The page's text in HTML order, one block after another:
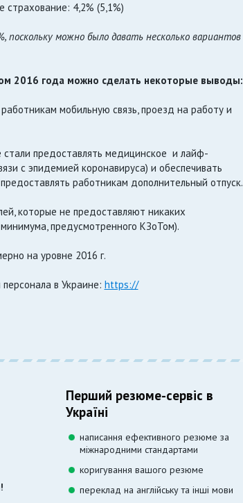
страхование: 4,2% (5,1%)
можно было давать несколько вариантов
2016 года можно сделать некоторые выводы:
мобильную связь, проезд на работу и
предоставлять медицинское и лайф-
с эпидемией коронавируса) и обеспечивать
работникам дополнительный отпуск.
которые не предоставляют никаких
предусмотренного КЗоТом).
на уровне 2016 г.
в Украине: https://
Перший резюме-сервіс в
Україні
написання ефективного резюме за
міжнародними стандартами
коригування вашого резюме
переклад на англійську та інші мови